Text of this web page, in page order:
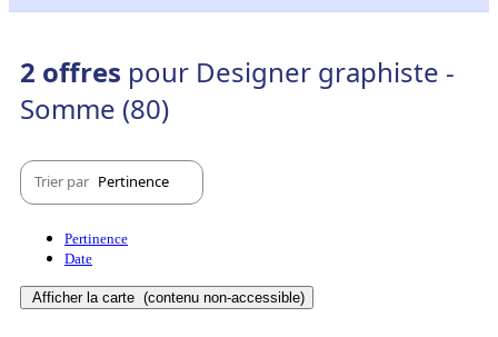
2 offres pour Designer graphiste -
Somme (80)
Trier par Pertinence
Pertinence
Date
Afficher la carte (contenu non-accessible)